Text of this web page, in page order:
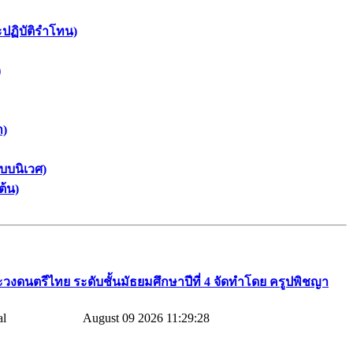
ฏิบัติรำโทน)
)
บนิเวศ)
น)
วงดนตรีไทย​ ระดับชั้นมัธยมศึกษาปีที่​ 4​ จัดทำโดย​ ครูปพิชญา​
August 09 2026 11:29:28